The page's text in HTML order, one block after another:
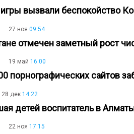
вызвали беспокойство
27 ноя 09:54
отмечен заметный рост
19 май 16:00
порнографических сайтов
28 дек 14:22
детей воспитатель в
22 ноя 17:15